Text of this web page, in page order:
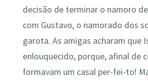
decisão de terminar o namoro
com Gustavo, o namorado dos
garota. As amigas acharam que
enlouquecido, porque, afinal de
formavam um casal per-fei-to!